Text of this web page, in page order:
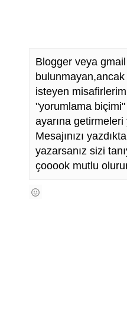
Blogger veya gmail
isteyen
"yorumlama
ayarına getirmeleri
Mesajınızı
yazarsanız sizi
çooook mutlu